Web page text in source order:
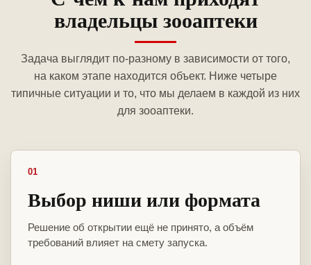
владельцы зооаптеки
Задача выглядит по-разному в зависимости от того,
на каком этапе находится объект. Ниже четыре
типичные ситуации и то, что мы делаем в каждой из них
для зооаптеки.
01
Выбор ниши или формата
Решение об открытии ещё не принято, а объём
требований влияет на смету запуска.